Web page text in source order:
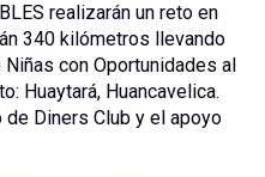
realizarán un reto en
340 kilómetros llevando
con Oportunidades al
Huaytará, Huancavelica.
Diners Club y el apoyo